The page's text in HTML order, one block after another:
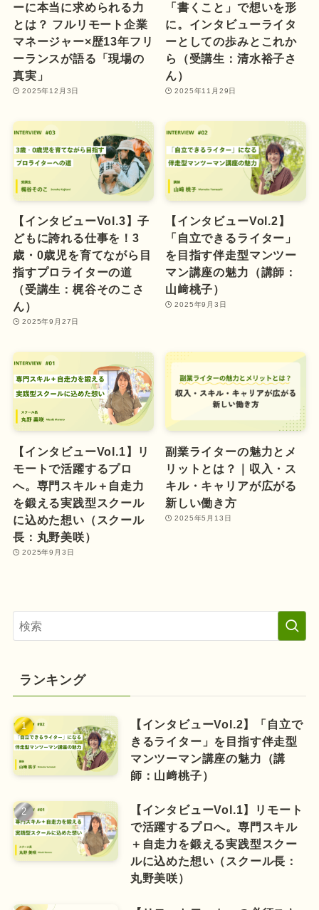
ーに本当に求められる力
とは？ フルリモート企業
マネージャー×歴13年フリ
ーランスが語る「現場の
真実」
2025年12月3日
「書くこと」で想いを形
に。インタビューライタ
ーとしての歩みとこれか
ら（受講生：清水裕子さ
ん）
2025年11月29日
【インタビューVol.3】子
どもに誇れる仕事を！3
歳・0歳児を育てながら目
指すプロライターの道
（受講生：梶谷そのこさ
ん）
2025年9月27日
【インタビューVol.2】
「自立できるライター」
を目指す伴走型マンツー
マン講座の魅力（講師：
山﨑桃子）
2025年9月3日
【インタビューVol.1】リ
モートで活躍するプロ
へ。専門スキル＋自走力
を鍛える実践型スクール
に込めた想い（スクール
長：丸野美咲）
2025年9月3日
副業ライターの魅力とメ
リットとは？｜収入・ス
キル・キャリアが広がる
新しい働き方
2025年5月13日
ランキング
【インタビューVol.2】「自立で
きるライター」を目指す伴走型
マンツーマン講座の魅力（講
師：山﨑桃子）
【インタビューVol.1】リモート
で活躍するプロへ。専門スキル
＋自走力を鍛える実践型スクー
ルに込めた想い（スクール長：
丸野美咲）